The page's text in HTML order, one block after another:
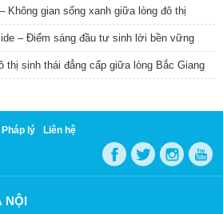
Không gian sống xanh giữa lòng đô thị
– Điểm sáng đầu tư sinh lời bền vững
thị sinh thái đẳng cấp giữa lòng Bắc Giang
Pháp lý Liên hệ
NỘI